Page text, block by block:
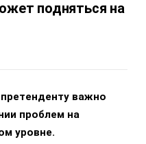
подняться на
важно
проблем на
уровне.